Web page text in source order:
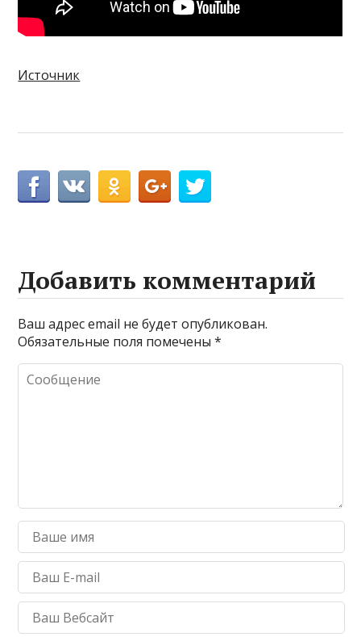
Источник
Добавить комментарий
Ваш адрес email не будет опубликован.
Обязательные поля помечены*